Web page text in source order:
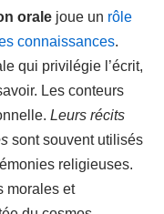
orale joue un rôle
connaissances.
qui privilégie l’écrit,
Les conteurs
Leurs récits
sont souvent utilisés
religieuses.
morales et